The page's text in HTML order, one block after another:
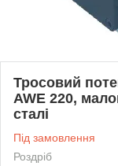
Тросовий
AWE 220,
сталі
Під замовлення
Роздріб